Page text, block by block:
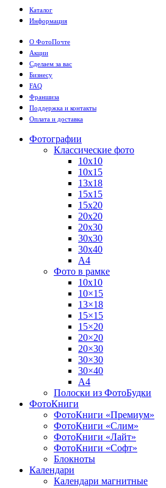
Каталог
Информация
О ФотоПочте
Акции
Сделаем за вас
Бизнесу
FAQ
Франшиза
Поддержка и контакты
Оплата и доставка
Фотографии
Классические фото
10х10
10х15
13х18
15х15
15х20
20х20
20х30
30х30
30х40
А4
Фото в рамке
10х10
10×15
13×18
15×15
15×20
20×20
20×30
30×30
30×40
A4
Полоски из ФотоБудки
ФотоКниги
ФотоКниги «Премиум»
ФотоКниги «Слим»
ФотоКниги «Лайт»
ФотоКниги «Софт»
Блокноты
Календари
Календари магнитные